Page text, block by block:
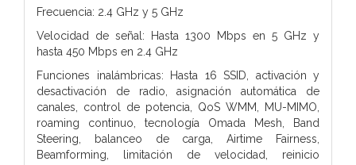
Frecuencia: 2.4 GHz y 5 GHz
Velocidad de señal: Hasta 1300 Mbps en 5 GHz y
hasta 450 Mbps en 2.4 GHz
Funciones inalámbricas: Hasta 16 SSID, activación y
desactivación de radio, asignación automática de
canales, control de potencia, QoS WMM, MU-MIMO,
roaming continuo, tecnología Omada Mesh, Band
Steering, balanceo de carga, Airtime Fairness,
Beamforming, limitación de velocidad, reinicio